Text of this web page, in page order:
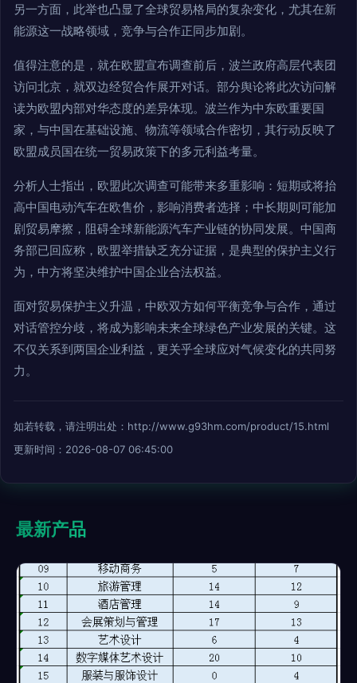
另一方面，此举也凸显了全球贸易格局的复杂变化，尤其在新
能源这一战略领域，竞争与合作正同步加剧。
值得注意的是，就在欧盟宣布调查前后，波兰政府高层代表团
访问北京，就双边经贸合作展开对话。部分舆论将此次访问解
读为欧盟内部对华态度的差异体现。波兰作为中东欧重要国
家，与中国在基础设施、物流等领域合作密切，其行动反映了
欧盟成员国在统一贸易政策下的多元利益考量。
分析人士指出，欧盟此次调查可能带来多重影响：短期或将抬
高中国电动汽车在欧售价，影响消费者选择；中长期则可能加
剧贸易摩擦，阻碍全球新能源汽车产业链的协同发展。中国商
务部已回应称，欧盟举措缺乏充分证据，是典型的保护主义行
为，中方将坚决维护中国企业合法权益。
面对贸易保护主义升温，中欧双方如何平衡竞争与合作，通过
对话管控分歧，将成为影响未来全球绿色产业发展的关键。这
不仅关系到两国企业利益，更关乎全球应对气候变化的共同努
力。
如若转载，请注明出处：http://www.g93hm.com/product/15.html
更新时间：2026-08-07 06:45:00
最新产品